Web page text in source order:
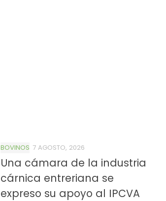
BOVINOS 7 AGOSTO, 2026
Una cámara de la industria
cárnica entreriana se
expreso su apoyo al IPCVA